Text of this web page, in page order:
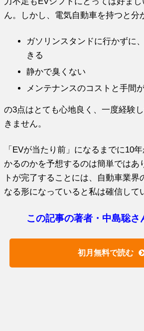
ん。しかし、電気自動車を持つと分
ガソリンスタンドに行かずに
きる
静かで臭くない
メンテナンスのコストと手間
の3点はとても心地良く、一度経験
きません。
「EVが当たり前」になるまでに10
かるのかを予想するのは簡単ではあ
トが完了することには、自動車業界
なる形になっていると私は確信して
この記事の著者・中島聡さ
初月無料で読む